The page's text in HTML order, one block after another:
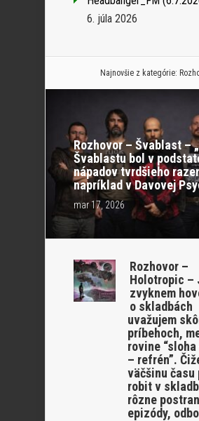
6. júla 2026
Najnovšie z kategórie:
Rozhovor – Švablast –
Švablastu bol v
nápadov tvrdšieho
napríklad v Davovej
mar 17, 2026
Rozhovor –
Holotropic –
zvyknem
o skladbách
uvažujem
príbehoch,
rovine
– refrén”.
väčšinu času
robit v
rôzne
epizódy,